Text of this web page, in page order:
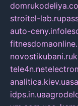
stroitel-lab.ru
auto-ceny.info
novostikubani.ru
tele4n.net
analitica.kiev.ua
idps.in.ua